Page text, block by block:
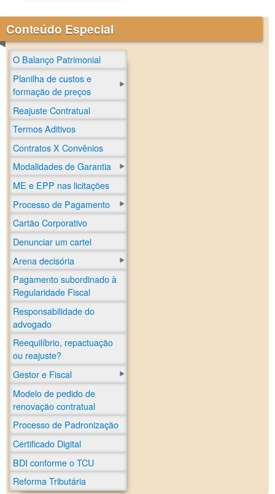
Conteúdo Especial
O Balanço Patrimonial
Planilha de custos e
formação de preços
Reajuste Contratual
Termos Aditivos
Contratos X Convênios
Modalidades de Garantia
ME e EPP nas licitações
Processo de Pagamento
Cartão Corporativo
Denunciar um cartel
Arena decisória
Pagamento subordinado à
Regularidade Fiscal
Responsabilidade do
advogado
Reequilíbrio, repactuação
ou reajuste?
Gestor e Fiscal
Modelo de pedido de
renovação contratual
Processo de Padronização
Certificado Digital
BDI conforme o TCU
Reforma Tributária